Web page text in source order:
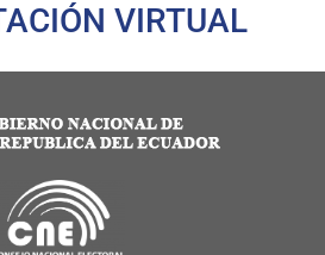
VIRTUAL